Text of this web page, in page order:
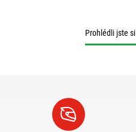
Prohlédli jste si